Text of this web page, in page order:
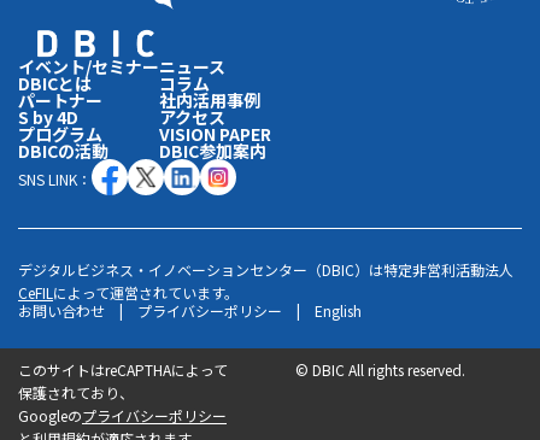
イベント/セミナー
DBICとは
パートナー
S by 4D
プログラム
DBICの活動
ニュース
コラム
社内活用事例
アクセス
VISION PAPER
DBIC参加案内
SNS LINK：
デジタルビジネス・イノベーションセンター（DBIC）は特定非営利活動法人
CeFIL によって運営されています。
お問い合わせ
| プライバシーポリシー | English
このサイトはreCAPTHAによって
保護されており、
Googleのプライバシーポリシー
©DBIC All rights reserved.